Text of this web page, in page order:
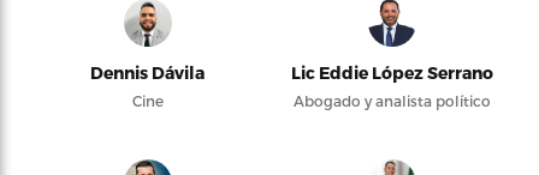
Dennis Dávila
Cine
Lic Eddie López Serrano
Abogado y analista político